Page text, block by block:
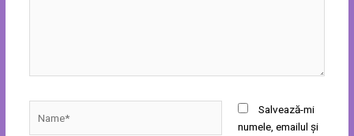
Salvează-mi
numele, emailul și